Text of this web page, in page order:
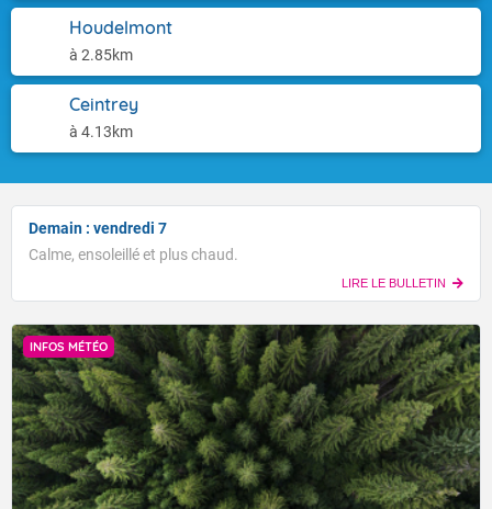
Houdelmont
à 2.85km
Ceintrey
à 4.13km
Demain : vendredi 7
Calme, ensoleillé et plus chaud.
LIRE LE BULLETIN
INFOS MÉTÉO